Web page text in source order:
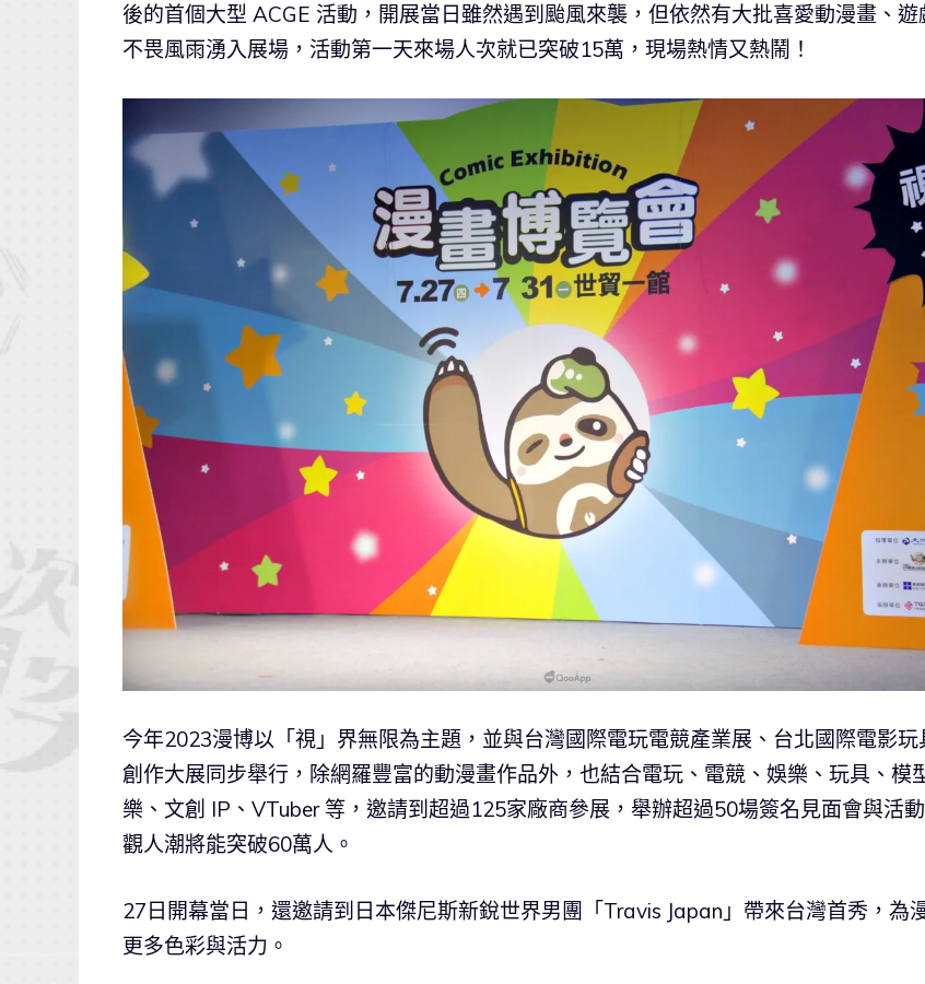
後的首個大型 ACGE 活動，開展當日雖然遇到颱風來襲，但依然有大批喜愛動漫畫、遊
不畏風雨湧入展場，活動第一天來場人次就已突破15萬，現場熱情又熱鬧！
今年2023漫博以「視」界無限為主題，並與台灣國際電玩電競產業展、台北國際電影玩
創作大展同步舉行，除網羅豐富的動漫畫作品外，也結合電玩、電競、娛樂、玩具、模
樂、文創 IP、VTuber 等，邀請到超過125家廠商參展，舉辦超過50場簽名見面會與活
觀人潮將能突破60萬人。
27日開幕當日，還邀請到日本傑尼斯新銳世界男團「Travis Japan」帶來台灣首秀，為
更多色彩與活力。